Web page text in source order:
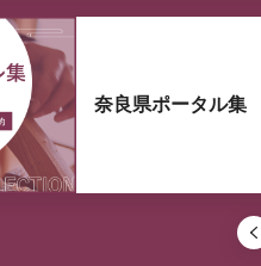
奈良県ポータル集